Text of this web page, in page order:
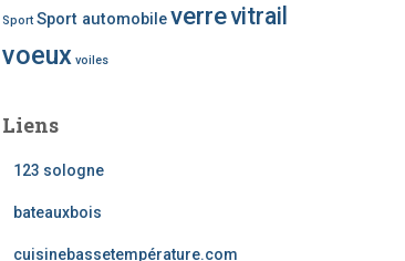
Sport Sport automobile verrevitrail
voeux voiles
Liens
123 sologne
bateauxbois
cuisinebassetempérature.com